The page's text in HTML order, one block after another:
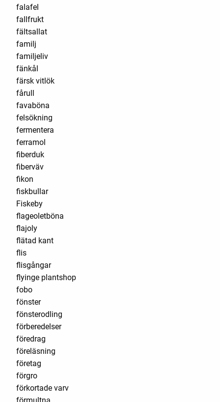
falafel
fallfrukt
fältsallat
familj
familjeliv
fänkål
färsk vitlök
fårull
favaböna
felsökning
fermentera
ferramol
fiberduk
fiberväv
fikon
fiskbullar
Fiskeby
flageoletböna
flajoly
flätad kant
flis
flisgångar
flyinge plantshop
fobo
fönster
fönsterodling
förberedelser
föredrag
föreläsning
företag
förgro
förkortade varv